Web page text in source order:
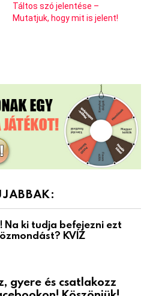
Táltos szó jelentése –
Mutatjuk, hogy mit is jelent!
Na ki tudja befejezni ezt
KVÍZ
gyere és csatlakozz